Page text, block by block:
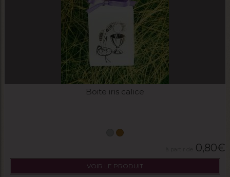
Boite iris calice
0,80€
VOIR LE PRODUIT